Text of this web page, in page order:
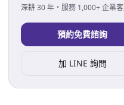
深耕 30 年・服務 1,000+ 企業客
預約免費諮詢
加 LINE 詢問